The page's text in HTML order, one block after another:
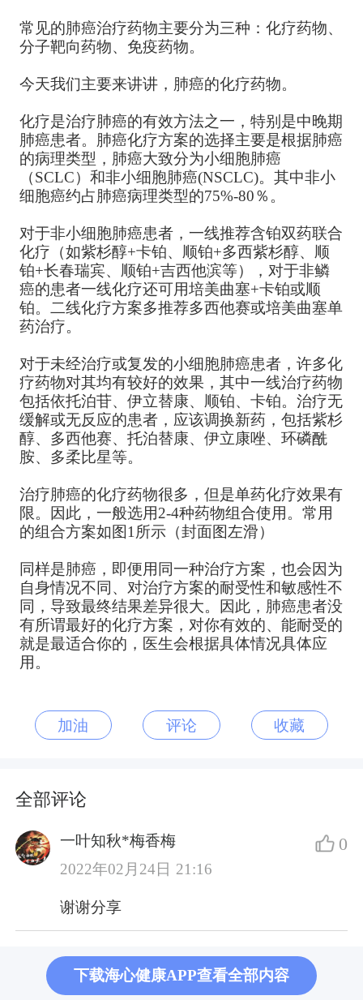
常见的肺癌治疗药物主要分为三种：化疗药物、
分子靶向药物、免疫药物。
今天我们主要来讲讲，肺癌的化疗药物。
化疗是治疗肺癌的有效方法之一，特别是中晚期
肺癌患者。肺癌化疗方案的选择主要是根据肺癌
的病理类型，肺癌大致分为小细胞肺癌
（SCLC）和非小细胞肺癌(NSCLC)。其中非小
细胞癌约占肺癌病理类型的75%-80％。
对于非小细胞肺癌患者，一线推荐含铂双药联合
化疗（如紫杉醇+卡铂、顺铂+多西紫杉醇、顺
铂+长春瑞宾、顺铂+吉西他滨等），对于非鳞
癌的患者一线化疗还可用培美曲塞+卡铂或顺
铂。二线化疗方案多推荐多西他赛或培美曲塞单
药治疗。
对于未经治疗或复发的小细胞肺癌患者，许多化
疗药物对其均有较好的效果，其中一线治疗药物
包括依托泊苷、伊立替康、顺铂、卡铂。治疗无
缓解或无反应的患者，应该调换新药，包括紫杉
醇、多西他赛、托泊替康、伊立康唑、环磷酰
胺、多柔比星等。
治疗肺癌的化疗药物很多，但是单药化疗效果有
限。因此，一般选用2-4种药物组合使用。常用
的组合方案如图1所示（封面图左滑）
同样是肺癌，即便用同一种治疗方案，也会因为
自身情况不同、对治疗方案的耐受性和敏感性不
同，导致最终结果差异很大。因此，肺癌患者没
有所谓最好的化疗方案，对你有效的、能耐受的
就是最适合你的，医生会根据具体情况具体应
用。
加油 评论 收藏
全部评论
一叶知秋*梅香梅
2022年02月24日 21:16
0
谢谢分享
下载海心健康APP查看全部内容